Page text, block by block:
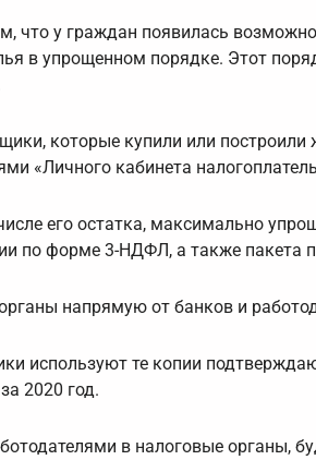
у граждан появилась
в упрощенном порядке. Этот
которые купили или построили
«Личного кабинета
его остатка, максимально
по форме 3-НДФЛ, а также
напрямую от банков и
используют те копии
2020 год.
в налоговые органы,